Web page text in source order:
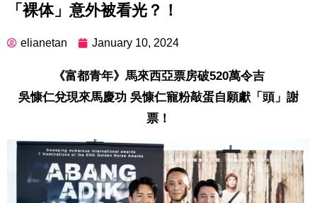
「裸体」意外被看光？！
elianetan January 10, 2024
《富都青年》馬來西亞票房破520萬令吉
吳慷仁兌現來馬慶功 吳慷仁寵粉敲蛋自願獻「頭」謝
票！